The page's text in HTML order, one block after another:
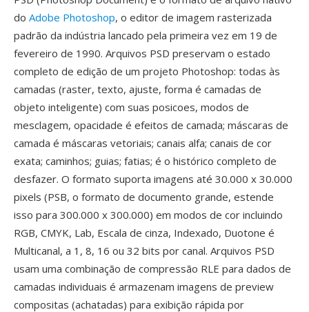
do Adobe Photoshop, o editor de imagem rasterizada
padrão da indústria lancado pela primeira vez em 19 de
fevereiro de 1990. Arquivos PSD preservam o estado
completo de edição de um projeto Photoshop: todas às
camadas (raster, texto, ajuste, forma é camadas de
objeto inteligente) com suas posicoes, modos de
mesclagem, opacidade é efeitos de camada; máscaras de
camada é máscaras vetoriais; canais alfa; canais de cor
exata; caminhos; guias; fatias; é o histórico completo de
desfazer. O formato suporta imagens até 30.000 x 30.000
pixels (PSB, o formato de documento grande, estende
isso para 300.000 x 300.000) em modos de cor incluindo
RGB, CMYK, Lab, Escala de cinza, Indexado, Duotone é
Multicanal, a 1, 8, 16 ou 32 bits por canal. Arquivos PSD
usam uma combinação de compressão RLE para dados de
camadas individuais é armazenam imagens de preview
compositas (achatadas) para exibição rápida por